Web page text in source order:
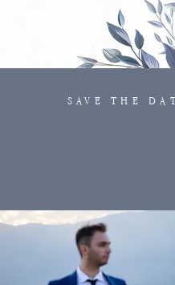
SAVE THE